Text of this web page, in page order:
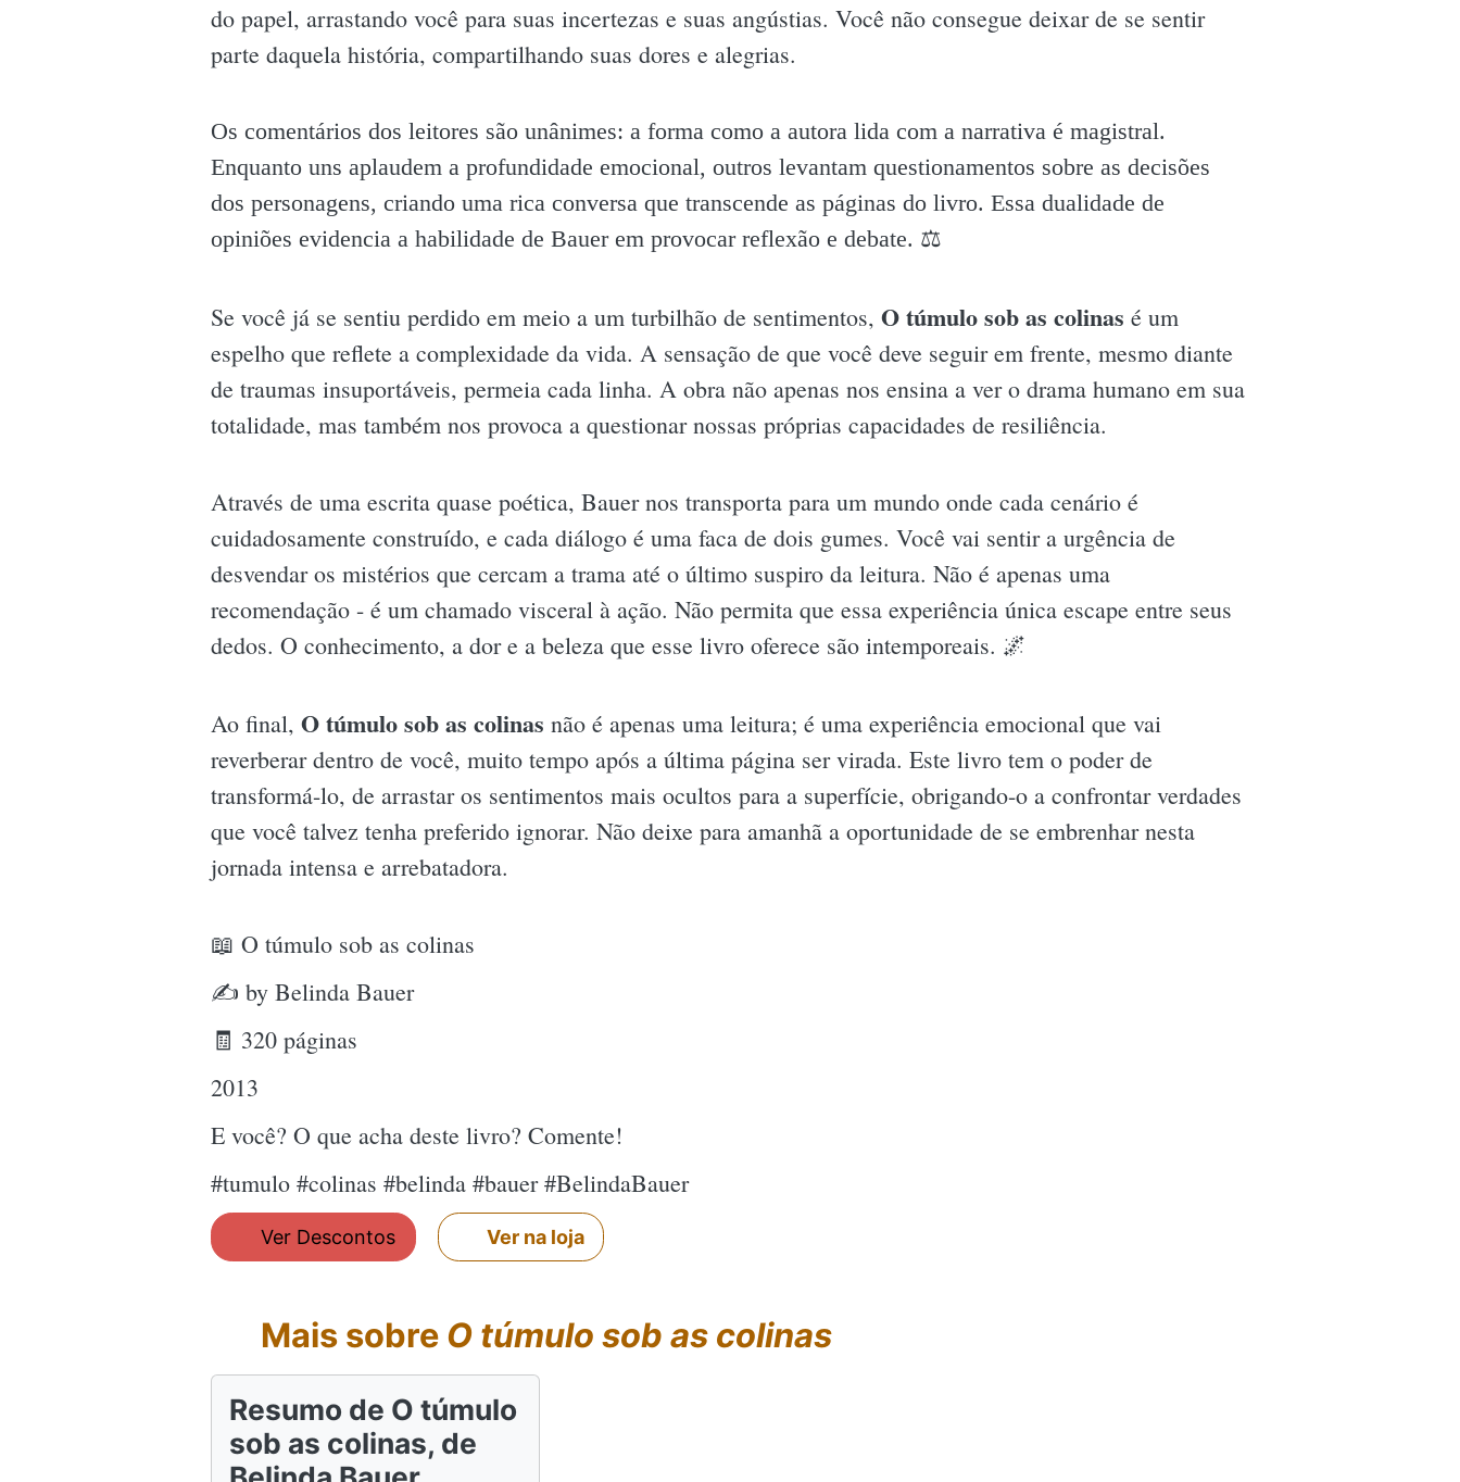
do papel, arrastando você para suas incertezas e suas angústias. Você não consegue deixar de se sentir
parte daquela história, compartilhando suas dores e alegrias.
Os comentários dos leitores são unânimes: a forma como a autora lida com a narrativa é magistral.
Enquanto uns aplaudem a profundidade emocional, outros levantam questionamentos sobre as decisões
dos personagens, criando uma rica conversa que transcende as páginas do livro. Essa dualidade de
opiniões evidencia a habilidade de Bauer em provocar reflexão e debate. ⚖️
Se você já se sentiu perdido em meio a um turbilhão de sentimentos, O túmulo sob as colinas é um
espelho que reflete a complexidade da vida. A sensação de que você deve seguir em frente, mesmo diante
de traumas insuportáveis, permeia cada linha. A obra não apenas nos ensina a ver o drama humano em sua
totalidade, mas também nos provoca a questionar nossas próprias capacidades de resiliência.
Através de uma escrita quase poética, Bauer nos transporta para um mundo onde cada cenário é
cuidadosamente construído, e cada diálogo é uma faca de dois gumes. Você vai sentir a urgência de
desvendar os mistérios que cercam a trama até o último suspiro da leitura. Não é apenas uma
recomendação - é um chamado visceral à ação. Não permita que essa experiência única escape entre seus
dedos. O conhecimento, a dor e a beleza que esse livro oferece são intemporeais. 🌌
Ao final, O túmulo sob as colinas não é apenas uma leitura; é uma experiência emocional que vai
reverberar dentro de você, muito tempo após a última página ser virada. Este livro tem o poder de
transformá-lo, de arrastar os sentimentos mais ocultos para a superfície, obrigando-o a confrontar verdades
que você talvez tenha preferido ignorar. Não deixe para amanhã a oportunidade de se embrenhar nesta
jornada intensa e arrebatadora.
📖 O túmulo sob as colinas
✍ by Belinda Bauer
🧾 320 páginas
2013
E você? O que acha deste livro? Comente!
#tumulo #colinas #belinda #bauer #BelindaBauer
Ver Descontos Ver na loja
Mais sobre O túmulo sob as colinas
Resumo de O túmulo
sob as colinas, de